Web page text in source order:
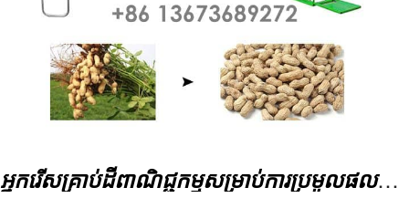
អ្នករើសគ្រាប់ដីពាណិជ្ជកម្មសម្រាប់ការប្រមូលផលសណ្តែកដី